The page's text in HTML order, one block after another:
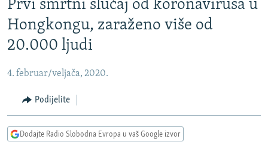
glavni
sadržaj
Pređite
na
glavnu
Pređite
na
pretragu
BOSNA I HERCEGOVINA
SRBIJA
CRNA GORA
VIZUELNO
RAT U UKRAJINI
Prvi smrtni slučaj od koronavirusa u
Hongkongu, zaraženo više od
20.000 ljudi
4. februar/veljača, 2020.
Podijelite
Dodajte Radio Slobodna Evropa u vaš Google izvor